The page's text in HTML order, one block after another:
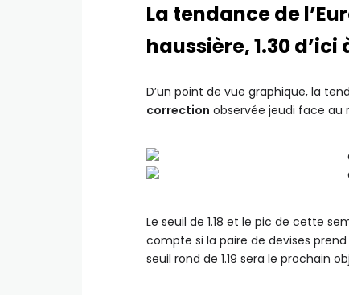
La tendance de
haussière, 1.30 d’ici
D’un point de vue graphique, la
correction observée jeudi face au
Le seuil de 1.18 et le pic de cette
compte si la paire de devises
seuil rond de 1.19 sera le prochain